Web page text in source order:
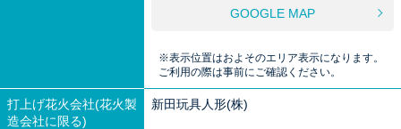
GOOGLE MAP
※表示位置はおよそのエリア表示になります。
ご利用の際は事前にご確認ください。
打上げ花火会社(花火製
造会社に限る)
新田玩具人形(株)